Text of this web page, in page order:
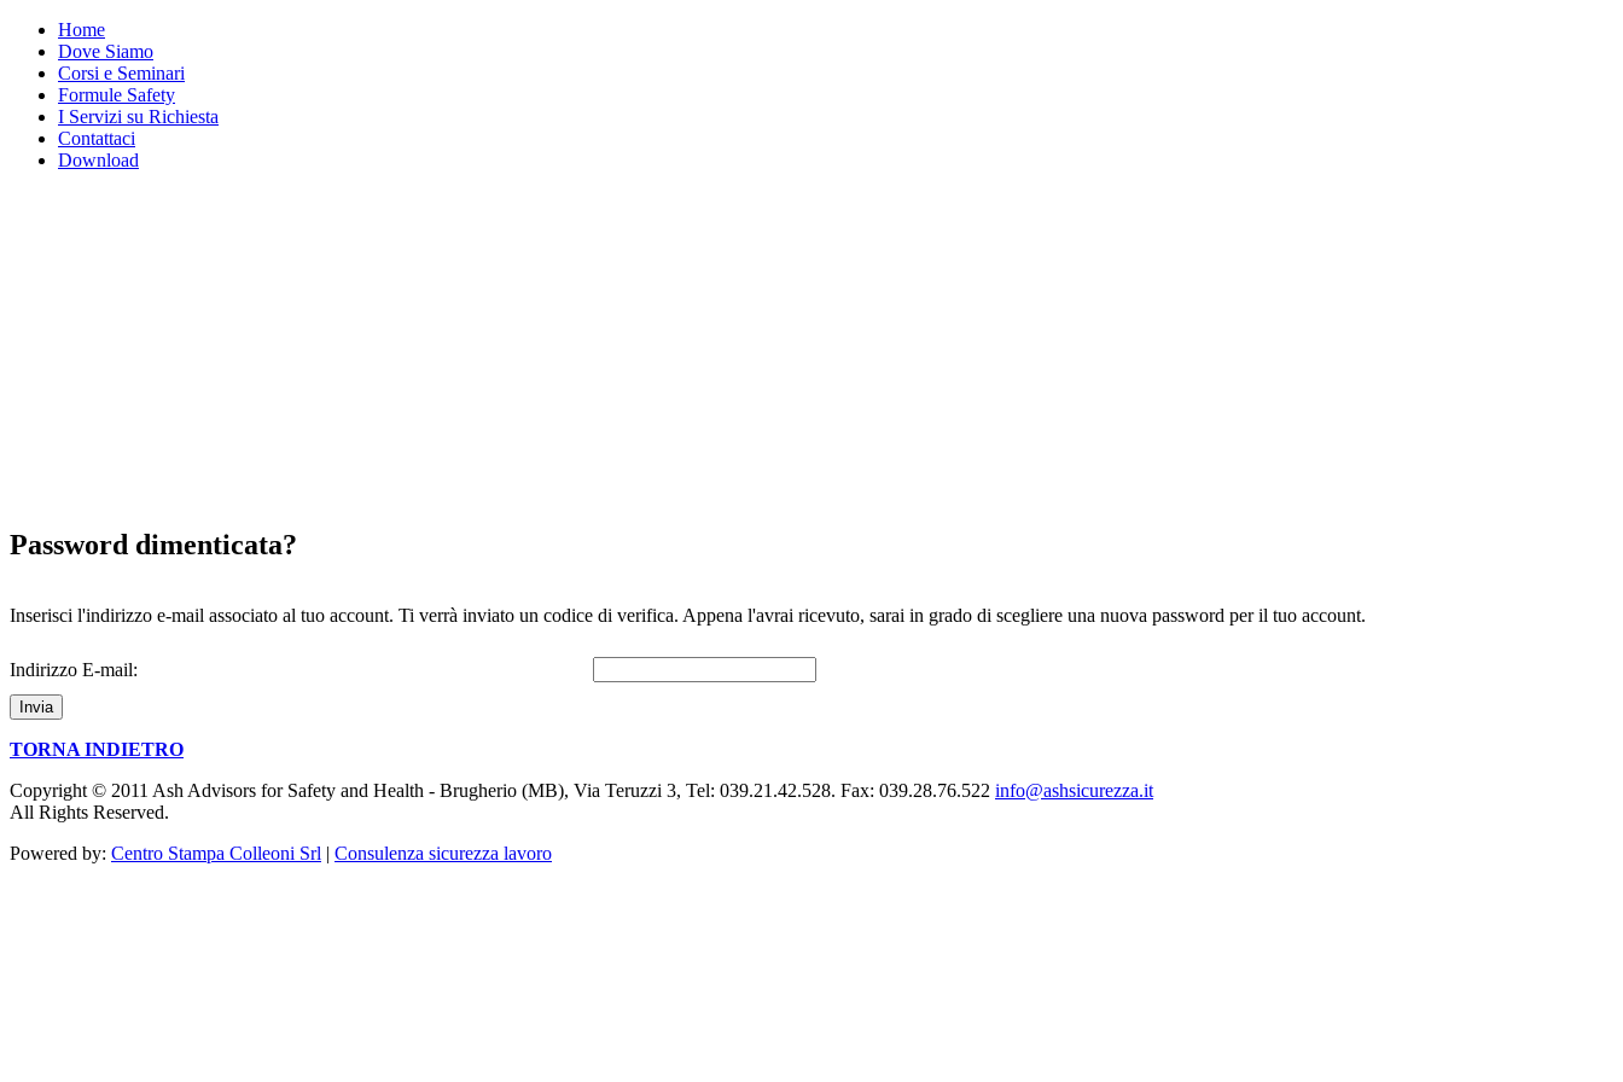
Home
Dove Siamo
Corsi e Seminari
Formule Safety
I Servizi su Richiesta
Contattaci
Download
Password dimenticata?
Inserisci l'indirizzo e-mail associato al tuo account. Ti verrà inviato un codice di verifica. Appena l'avrai ricevuto, sarai in grado di scegliere una nuova password per il tuo account.
Indirizzo E-mail:
Invia
TORNA INDIETRO
Copyright © 2011 Ash Advisors for Safety and Health - Brugherio (MB), Via Teruzzi 3, Tel: 039.21.42.528. Fax: 039.28.76.522 info@ashsicurezza.it
All Rights Reserved.
Powered by: Centro Stampa Colleoni Srl | Consulenza sicurezza lavoro